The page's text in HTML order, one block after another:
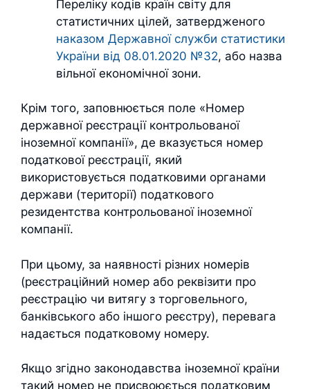
Переліку кодів країн світу для
статистичних цілей, затвердженого
наказом Державної служби статистики
України від 08.01.2020 №32, або назва
вільної економічної зони.
Крім того, заповнюється поле «Номер
державної реєстрації контрольованої
іноземної компанії», де вказується номер
податкової реєстрації, який
використовується податковими органами
держави (території) податкового
резидентства контрольованої іноземної
компанії.
При цьому, за наявності різних номерів
(реєстраційний номер або реквізити про
реєстрацію чи витягу з торговельного,
банківського або іншого реєстру), перевага
надається податковому номеру.
Якщо згідно законодавства іноземної країни
такий номер не присвоюється податковим